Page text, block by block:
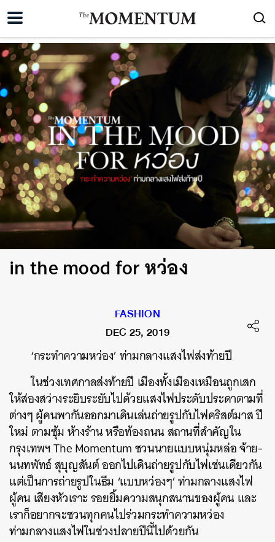
in the mood for หว่อง
FASHION
DEC 25, 2019
‘กระทำความหว่อง’ ท่ามกลางแสงไฟส่งท้ายปี
ในช่วงเทศกาลส่งท้ายปี เมืองทั้งเมืองเหมือนถูกเสก
ให้ส่องสว่างระยิบระยับไปด้วยแสงไฟประดับประดาตามที่
ต่างๆ ผู้คนพากันออกมาเดินเล่นถ่ายรูปกับไฟคริสต์มาส ปี
ใหม่ ตามซุ้ม ห้างร้าน หรือท้องถนน สถานที่สำคัญใน
กรุงเทพฯ The Momentum ชวนนายแบบหนุ่มหล่อ จ้าย-
นนทพัทธ์ สุบุญสันต์ ออกไปเดินถ่ายรูปกับไฟเช่นเดียวกัน
แต่เป็นการถ่ายรูปในธีม ‘แบบหว่องๆ’ ท่ามกลางแสงไฟ
ผู้คน เสียงหัวเราะ รอยยิ้มความสนุกสนานของผู้คน และ
เราก็อยากจะชวนทุกคนไปร่วมกระทำความหว่อง
ท่ามกลางแสงไฟในช่วงปลายปีนี้ไปด้วยกัน